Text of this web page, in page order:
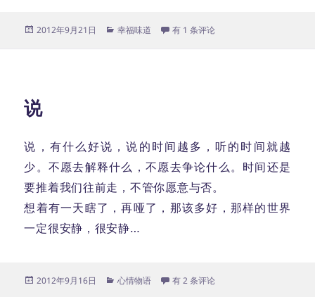
发
2012年9月21日
分
幸福味道 爱人
有 1 条评论
说
说，有什么好说，说的时间越多，听的时间就越
少。不愿去解释什么，不愿去争论什么。时间还是
要推着我们往前走，不管你愿意与否。
想着有一天瞎了，再哑了，那该多好，那样的世界
一定很安静，很安静…
发
2012年9月16日
分
心情物语 说
有 2 条评论